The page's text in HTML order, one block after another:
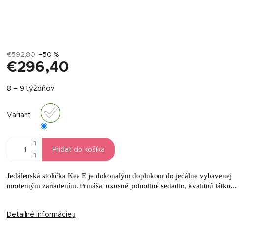
€592,80 –50 %
€296,40
cena:
8 – 9 týždňov
Variant
Pridať do košíka
Jedálenská stolička Kea E je dokonalým doplnkom do jedálne vybavenej
moderným zariadením. Prináša luxusné pohodlné sedadlo, kvalitnú látku...
Detailné informácie